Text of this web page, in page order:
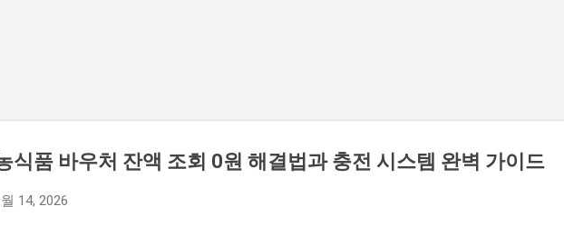
식품 바우처 잔액 조회 0원 해결법과 충전 시스템 완벽 가이드
14, 2026